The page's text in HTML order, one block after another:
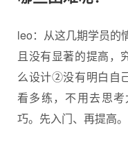
leo：从这几期学员的
且没有显著的提高
么设计②没有明白自
看多练，不用去思
巧。先入门、再提高。